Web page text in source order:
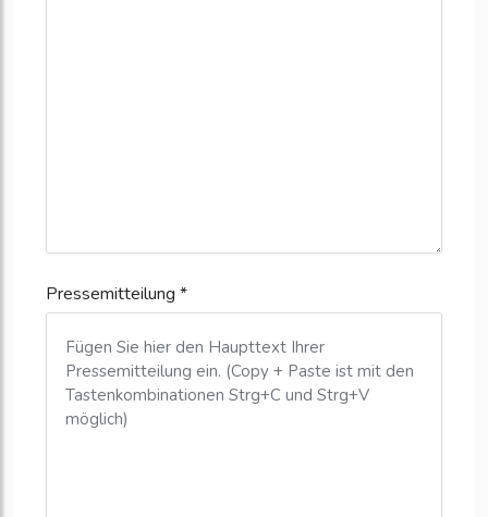
Pressemitteilung *